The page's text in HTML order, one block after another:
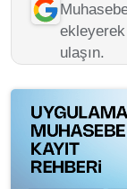
ulaşın.